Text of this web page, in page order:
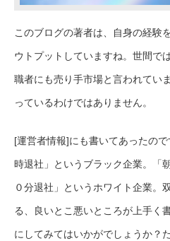
このブログの著者は、自身の経験
ウトプットしていますね。世間で
職者にも売り手市場と言われてい
っているわけではありません。
[運営者情報]にも書いてあったの
時退社」というブラック企業。「
０分退社」というホワイト企業。
る、良いとこ悪いところが上手く
にしてみてはいかがでしょうか？